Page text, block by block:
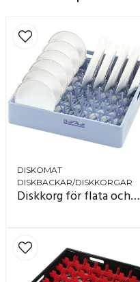
DISKOMAT
DISKBACKAR/DISKKORGAR
Diskkorg för flata och djupa tallrikar